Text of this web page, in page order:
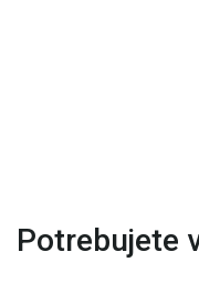
Potrebujete